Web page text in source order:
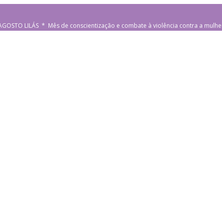
LILÁS * Mês de conscientização e combate à violência contra a